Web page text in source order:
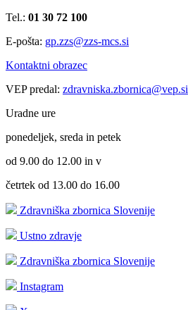
Tel.: 01 30 72 100
E-pošta: gp.zzs@zzs-mcs.si
Kontaktni obrazec
VEP predal: zdravniska.zbornica@vep.si
Uradne ure
ponedeljek, sreda in petek
od 9.00 do 12.00 in v
četrtek od 13.00 do 16.00
Zdravniška zbornica Slovenije
Ustno zdravje
Zdravniška zbornica Slovenije
Instagram